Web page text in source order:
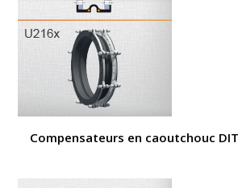
Compensateurs en caoutchouc